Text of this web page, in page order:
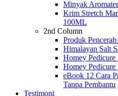
Minyak
Krim Stretch
100ML
2nd Column
Produk
Himalayan Salt
Homey
Homey Pedicure
eBook 12 Cara
Tanpa Pembantu
Testimoni